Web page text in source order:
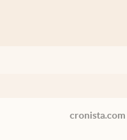
cronista.com